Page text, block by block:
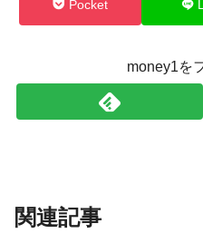
Pocket
money1を
関連記事